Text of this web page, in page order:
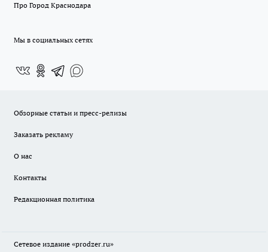
Про Город Краснодара
Мы в социальных сетях
Обзорные статьи и пресс-релизы
Заказать рекламу
О нас
Контакты
Редакционная политика
Сетевое издание «prodzer.ru»